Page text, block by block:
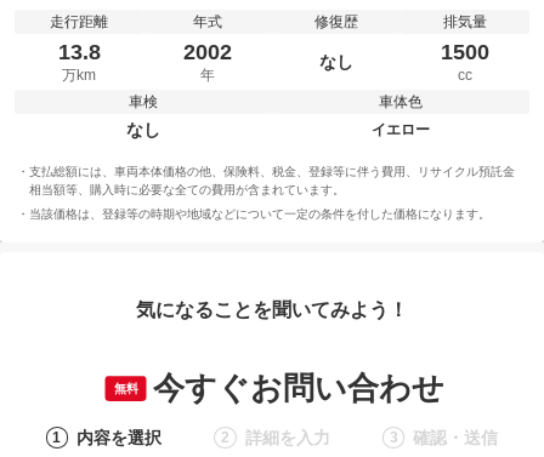
走行距離
13.8
万km
年式
2002
年
修復歴
なし
排気量
1500
cc
車検
なし
車体色
イエロー
支払総額には、車両本体価格の他、保険料、税金、登録等に伴う費用、リサイクル預託金
相当額等、購入時に必要な全ての費用が含まれています。
当該価格は、登録等の時期や地域などについて一定の条件を付した価格になります。
気になることを聞いてみよう！
無料 今すぐお問い合わせ
1 内容を選択 2 詳細を入力 3 確認・送信